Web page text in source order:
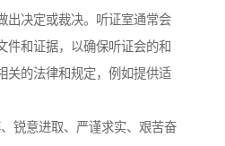
出决定或裁决。听证室通常会
件和证据，以确保听证会的和
关的法律和规定，例如提供适
锐意进取、严谨求实、艰苦奋